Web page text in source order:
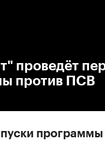
проведёт
против ПСВ
программы